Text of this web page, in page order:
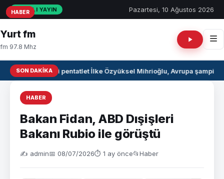
CANLI YAYIN Pazartesi, 10 Ağustos 2026
Yurt fm
fm 97.8 Mhz
SON DAKIKAMilli pentatlet İlke Özyüksel Mihrioğlu, Avrupa
HABER
Bakan Fidan, ABD Dışişleri
Bakanı Rubio ile görüştü
✍️ admin📅 08/07/2026⏱ 1 ay önce📂Haber
HABER
HABER
HABER